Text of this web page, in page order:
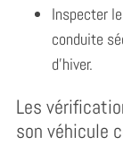
Inspecter
conduite
d’hiver.
Les
son véhicule